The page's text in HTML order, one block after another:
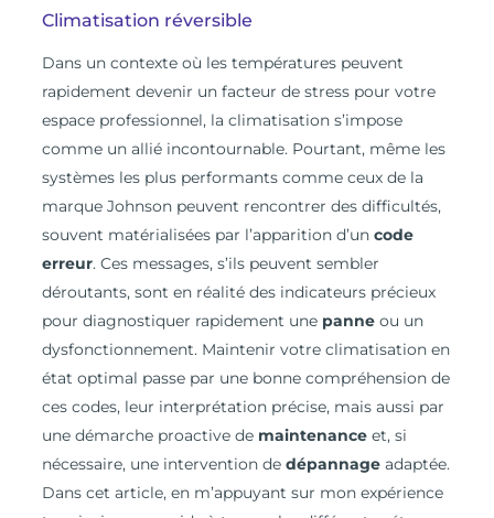
Climatisation réversible
Dans un contexte où les températures peuvent
rapidement devenir un facteur de stress pour votre
espace professionnel, la climatisation s’impose
comme un allié incontournable. Pourtant, même les
systèmes les plus performants comme ceux de la
marque Johnson peuvent rencontrer des difficultés,
souvent matérialisées par l’apparition d’un code
erreur. Ces messages, s’ils peuvent sembler
déroutants, sont en réalité des indicateurs précieux
pour diagnostiquer rapidement une panneou un
dysfonctionnement. Maintenir votre climatisation en
état optimal passe par une bonne compréhension de
ces codes, leur interprétation précise, mais aussi par
une démarche proactive de maintenanceet, si
nécessaire, une intervention de dépannageadaptée.
Dans cet article, en m’appuyant sur mon expérience